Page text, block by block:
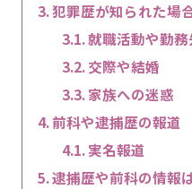
犯罪歴が知られた場
就職活動や勤務
交際や結婚
家族への迷惑
前科や逮捕歴の報道
実名報道
逮捕歴や前科の情報